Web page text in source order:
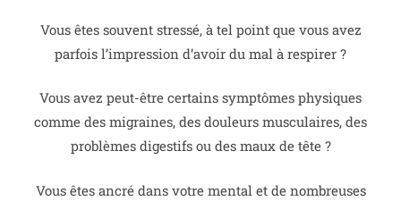
Vous êtes souvent stressé, à tel point que vous avez
parfois l’impression d’avoir du mal à respirer ?
Vous avez peut-être certains symptômes physiques
comme des migraines, des douleurs musculaires, des
problèmes digestifs ou des maux de tête ?
Vous êtes ancré dans votre mental et de nombreuses